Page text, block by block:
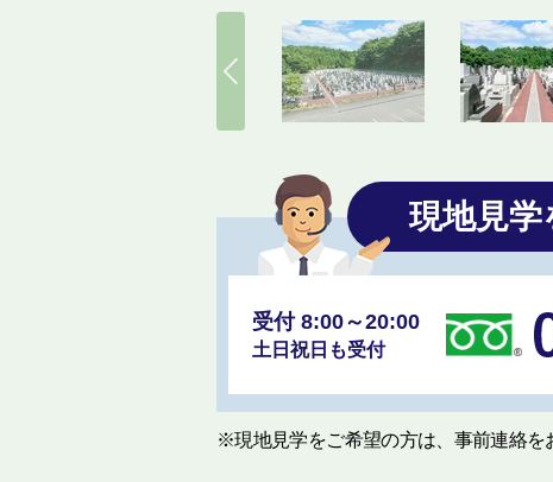
現地見学
受付 8:00～20:00
土日祝日も受付
※現地見学をご希望の方は、事前連絡を